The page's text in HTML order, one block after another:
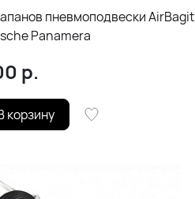
пневмоподвески AirBagit
Panamera
р.
корзину